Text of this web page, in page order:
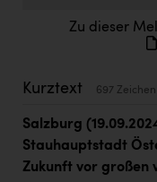
INTERSPORT Austria
Jesolo
Jane Goodall
Zu dieser
Kurztext 697 Zeichen
Salzburg
Stauhauptstadt
Zukunft vor großen